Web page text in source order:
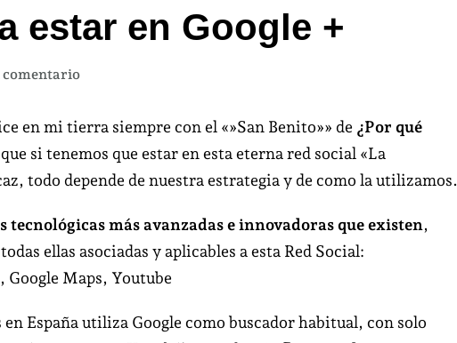
estar en Google +
comentarioen
Razones
estar
en
Google
en mi tierra siempre con el «»San Benito»» de ¿Por qué
si tenemos que estar en esta eterna red social «La
todo depende de nuestra estrategia y de como la utilizamos.
tecnológicas más avanzadas e innovadoras que existen,
ellas asociadas y aplicables a esta Red Social:
Google Maps, Youtube
España utiliza Google como buscador habitual, con solo